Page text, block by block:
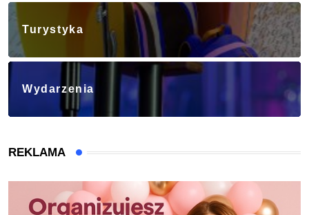
Turystyka
Wydarzenia
REKLAMA